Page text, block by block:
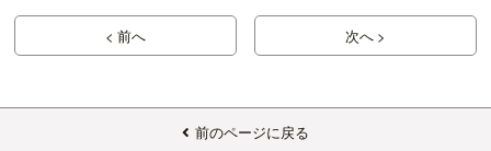
< 前へ 次へ >
前のページに戻る